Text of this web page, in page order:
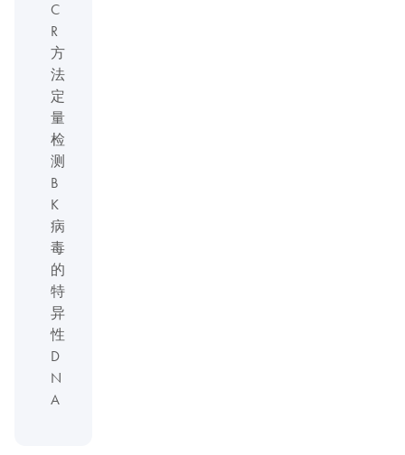
C
R
方
法
定
量
检
测
B
K
病
毒
的
特
异
性
D
N
A